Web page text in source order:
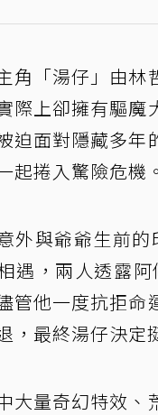
角「湯仔」由林
際上卻擁有驅魔
迫面對隱藏多年
起捲入驚險危機。
外與爺爺生前
遇，兩人透露
管他一度抗拒命
，最終湯仔決定
大量奇幻特效、